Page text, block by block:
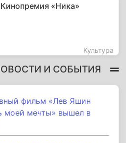
Кинопремия «Ника»
Культура
И СОБЫТИЯ
фильм «Лев Яшин
моей мечты» вышел в